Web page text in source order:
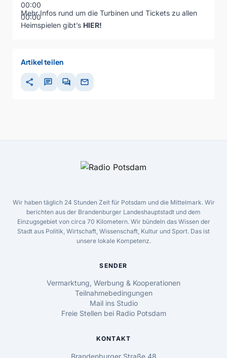
00:00
00:00
Mehr Infos rund um die Turbinen und Tickets zu allen
Heimspielen gibt’s HIER!
Artikel teilen
share chat forum mail
Wir haben täglich 24 Stunden Zeit für Potsdam und die Mittelmark. Wir
berichten aus der Brandenburger Landeshauptstadt und dem
Einzugsgebiet von circa 70 Kilometern. Wir bündeln das Wissen der
Stadt aus Politik, Wirtschaft, Wissenschaft, Kultur und Sport. Das ist
unsere lokale Kompetenz.
SENDER
Vermarktung, Werbung & Kooperationen
Teilnahmebedingungen
Mail ins Studio
Freie Stellen bei Radio Potsdam
KONTAKT
Brandenburger Straße 48